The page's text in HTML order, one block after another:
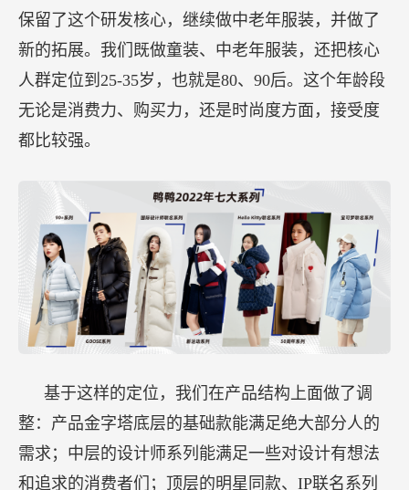
保留了这个研发核心，继续做中老年服装，并做了
新的拓展。我们既做童装、中老年服装，还把核心
人群定位到25-35岁，也就是80、90后。这个年龄段
无论是消费力、购买力，还是时尚度方面，接受度
都比较强。
基于这样的定位，我们在产品结构上面做了调
整：产品金字塔底层的基础款能满足绝大部分人的
需求；中层的设计师系列能满足一些对设计有想法
和追求的消费者们；顶层的明星同款、IP联名系列